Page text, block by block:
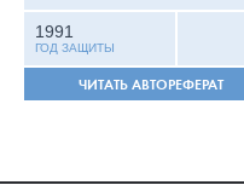
1991
ГОД ЗАЩИТЫ
ЧИТАТЬ АВТОРЕФЕРАТ